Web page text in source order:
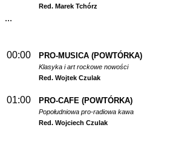
Red. Marek Tchórz
...
00:00 PRO-MUSICA (POWTÓRKA)
Klasyka i art rockowe nowości
Red. Wojtek Czulak
01:00 PRO-CAFE (POWTÓRKA)
Popołudniowa pro-radiowa kawa
Red. Wojciech Czulak